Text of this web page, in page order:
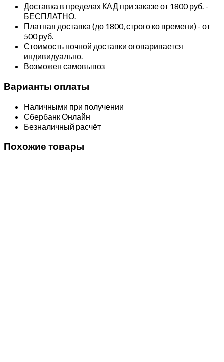
Доставка в пределах КАД при заказе от 1800 руб. -
БЕСПЛАТНО.
Платная доставка (до 1800, строго ко времени) - от
500 руб.
Стоимость ночной доставки оговаривается
индивидуально.
Возможен самовывоз
Варианты оплаты
Наличными при получении
Сбербанк Онлайн
Безналичный расчёт
Похожие товары